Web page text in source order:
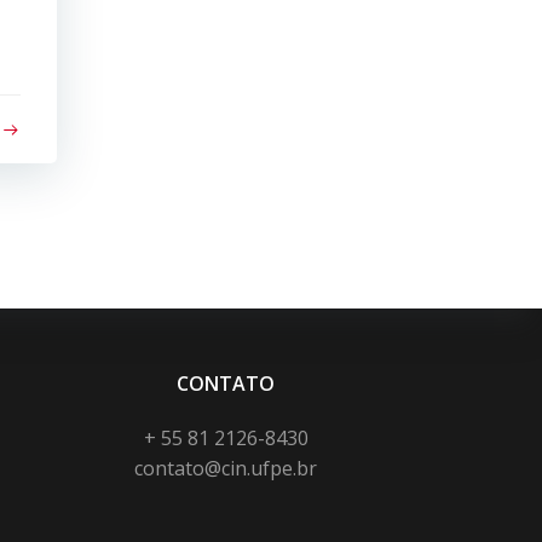
CONTATO
+ 55 81 2126-8430
contato@cin.ufpe.br